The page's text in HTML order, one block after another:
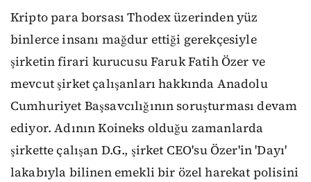
Kripto para borsası Thodex üzerinden yüz
binlerce insanı mağdur ettiği gerekçesiyle
şirketin firari kurucusu Faruk Fatih Özer ve
mevcut şirket çalışanları hakkında Anadolu
Cumhuriyet Başsavcılığının soruşturması devam
ediyor. Adının Koineks olduğu zamanlarda
şirkette çalışan D.G., şirket CEO'su Özer'in 'Dayı'
lakabıyla bilinen emekli bir özel harekat polisini